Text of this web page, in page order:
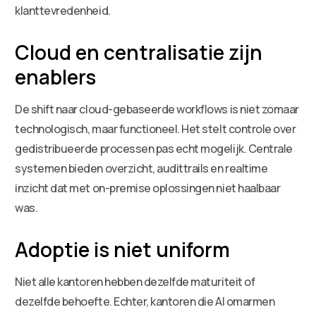
klanttevredenheid.
Cloud en centralisatie zijn
enablers
De shift naar cloud-gebaseerde workflows is niet zomaar
technologisch, maar functioneel. Het stelt controle over
gedistribueerde processen pas echt mogelijk. Centrale
systemen bieden overzicht, audittrails en realtime
inzicht dat met on-premise oplossingen niet haalbaar
was.
Adoptie is niet uniform
Niet alle kantoren hebben dezelfde maturiteit of
dezelfde behoefte. Echter, kantoren die AI omarmen